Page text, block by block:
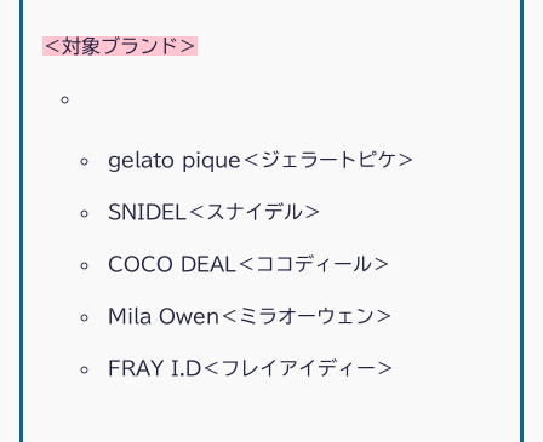
＜対象ブランド＞
gelato pique＜ジェラートピケ＞
SNIDEL＜スナイデル＞
COCO DEAL＜ココディール＞
Mila Owen＜ミラオーウェン＞
FRAY I.D＜フレイアイディー＞